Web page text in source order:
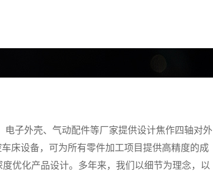
子外壳、气动配件等厂家提供设计焦作四轴对外
床设备，可为所有零件加工项目提供高精度的成
优化产品设计。多年来，我们以细节为理念，以